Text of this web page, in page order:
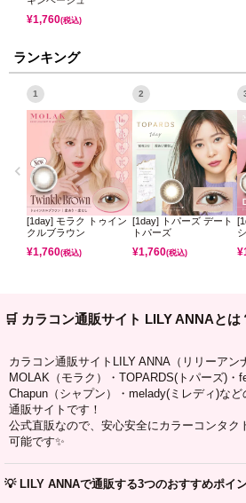
¥1,760(税込)
ランキング
1
[1day] モラク トゥイン
クルブラウン
¥1,760(税込)
2
[1day] トパーズ デート
トパーズ
¥1,760(税込) ¥
🛒 カラコン通販サイト LILY ANNAとは
カラコン通販サイトLILY ANNA（リリーアン
MOLAK（モラク）・TOPARDS(トパーズ)・
Chapun（シャプン）・melady(ミレディ)な
通販サイトです！
公式直販なので、安心安全にカラーコンタク
可能です✨
💡 LILY ANNAで通販する3つのおすすめポイ